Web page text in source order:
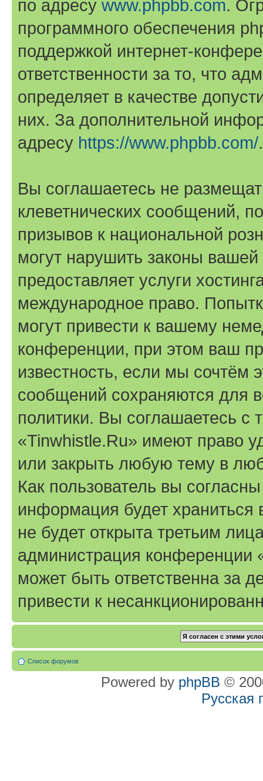
по адресу www.phpbb.com.
программного обеспечения
поддержкой интернет-
ответственности за то, что
определяет в качестве
них. За дополнительной
адресу https://www.phpbb.com/.
Вы соглашаетесь не
клеветнических сообщений,
призывов к национальной
могут нарушить законы
предоставляет услуги
международное право.
могут привести к вашему
конференции, при этом ваш
известность, если мы сочтём
сообщений сохраняются для
политики. Вы соглашаетесь
«Tinwhistle.Ru» имеют право
или закрыть любую тему в
Как пользователь вы
информация будет
не будет открыта третьим
администрация конференции
может быть ответственна за
привести к
Список форумов
Powered by phpBB ©
Русская